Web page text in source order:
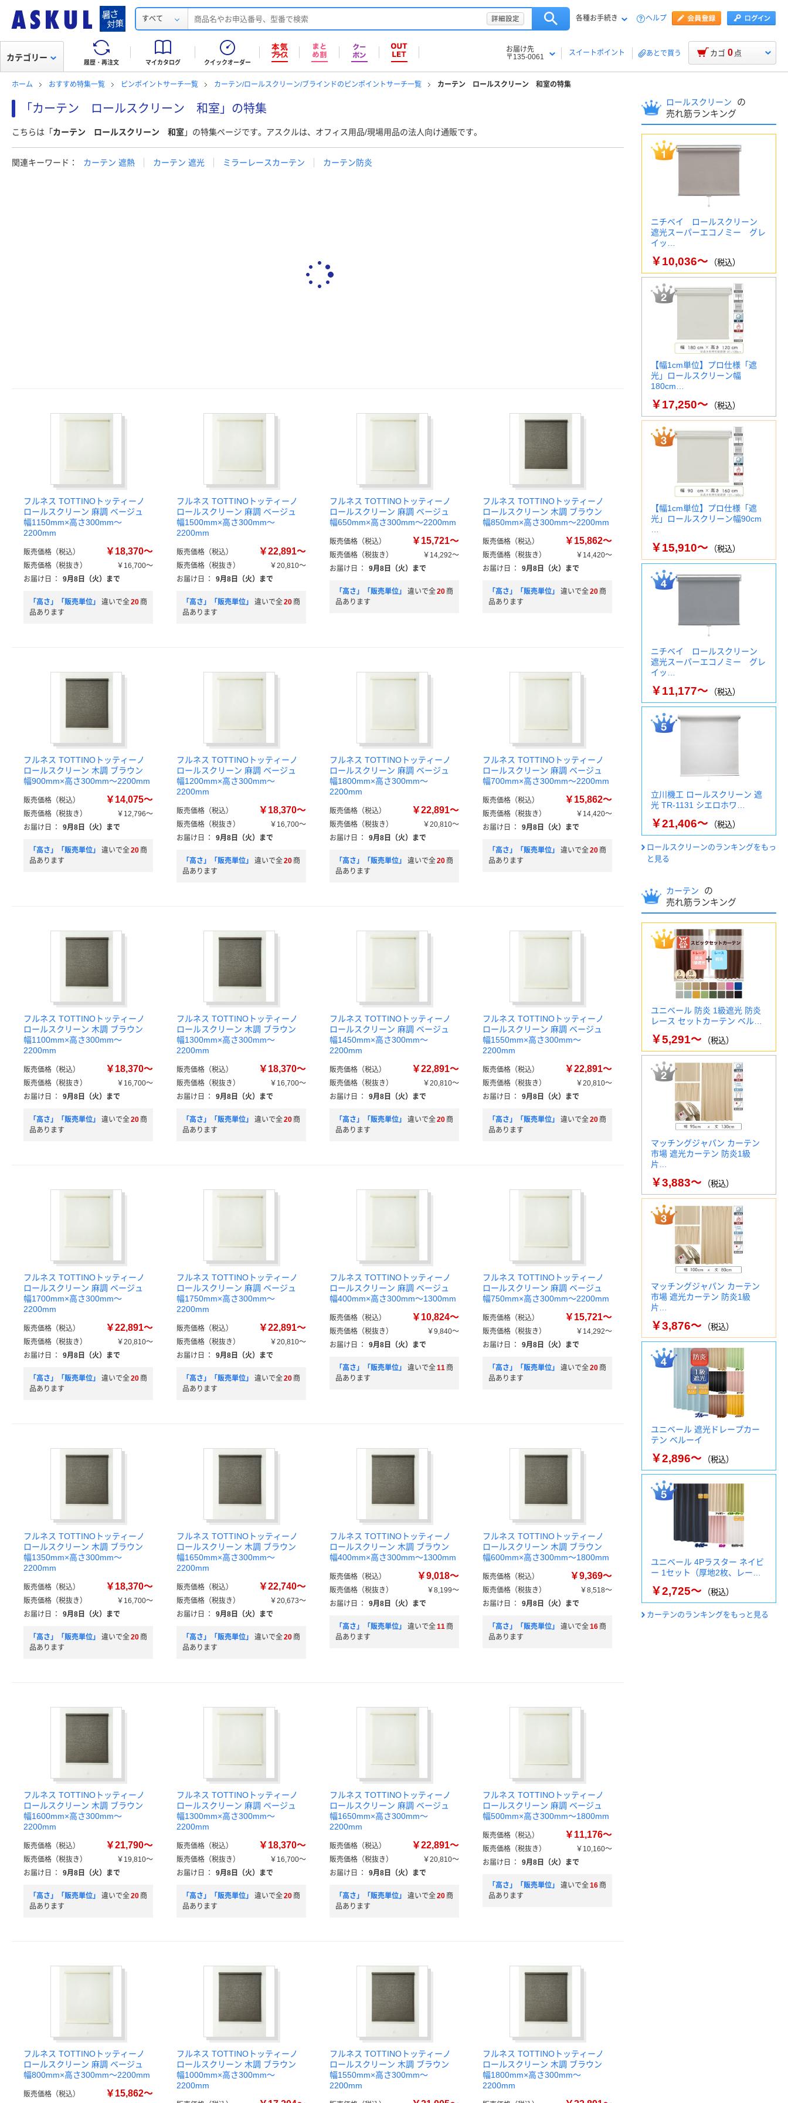
すべて 詳細設定 各種お手続き ヘルプ
履歴・再注文 マイカタログ クイックオーダー
お届け先
〒135-0061
スイートポイント あとで買う
カテゴリー カゴ 0 点
ホーム おすすめ特集一覧 ピンポイントサーチ一覧 カーテン/ロールスクリーン/ブラインドのピンポイントサーチ一覧 カーテン ロールスクリーン 和室の特集
「カーテン ロールスクリーン 和室」の特集
こちらは「 カーテン ロールスクリーン 和室」の特集ページです。アスクルは、オフィス用品/現場用品の法人向け通販です。
関連キーワード： カーテン 遮熱 カーテン 遮光 ミラーレースカーテン カーテン防炎
フルネス TOTTINOトッティーノ
ロールスクリーン 麻調 ベージュ
幅1150mm×高さ300mm～
2200mm
販売価格（税込） ￥18,370～
販売価格（税抜き）
￥16,700～
お届け日
： 9月8日（火）まで
「高さ」「販売単位」 違いで全20 商
品あります
フルネス TOTTINOトッティーノ
ロールスクリーン 麻調 ベージュ
幅1500mm×高さ300mm～
2200mm
販売価格（税込） ￥22,891～
販売価格（税抜き）
￥20,810～
お届け日
： 9月8日（火）まで
「高さ」「販売単位」 違いで全20 商
品あります
フルネス TOTTINOトッティーノ
ロールスクリーン 麻調 ベージュ
幅650mm×高さ300mm～2200mm
販売価格（税込） ￥15,721～
販売価格（税抜き）
￥14,292～
お届け日
： 9月8日（火）まで
「高さ」「販売単位」 違いで全20 商
品あります
フルネス TOTTINOトッティーノ
ロールスクリーン 木調 ブラウン
幅850mm×高さ300mm～2200mm
販売価格（税込） ￥15,862～
販売価格（税抜き）
￥14,420～
お届け日
： 9月8日（火）まで
「高さ」「販売単位」 違いで全20 商
品あります
フルネス TOTTINOトッティーノ
ロールスクリーン 木調 ブラウン
幅900mm×高さ300mm～2200mm
販売価格（税込） ￥14,075～
販売価格（税抜き）
￥12,796～
お届け日
： 9月8日（火）まで
「高さ」「販売単位」 違いで全20 商
品あります
フルネス TOTTINOトッティーノ
ロールスクリーン 麻調 ベージュ
幅1200mm×高さ300mm～
2200mm
販売価格（税込） ￥18,370～
販売価格（税抜き）
￥16,700～
お届け日
： 9月8日（火）まで
「高さ」「販売単位」 違いで全20 商
品あります
フルネス TOTTINOトッティーノ
ロールスクリーン 麻調 ベージュ
幅1800mm×高さ300mm～
2200mm
販売価格（税込） ￥22,891～
販売価格（税抜き）
￥20,810～
お届け日
： 9月8日（火）まで
「高さ」「販売単位」 違いで全20 商
品あります
フルネス TOTTINOトッティーノ
ロールスクリーン 麻調 ベージュ
幅700mm×高さ300mm～2200mm
販売価格（税込） ￥15,862～
販売価格（税抜き）
￥14,420～
お届け日
： 9月8日（火）まで
「高さ」「販売単位」 違いで全20 商
品あります
フルネス TOTTINOトッティーノ
ロールスクリーン 木調 ブラウン
幅1100mm×高さ300mm～
2200mm
販売価格（税込） ￥18,370～
販売価格（税抜き）
￥16,700～
お届け日
： 9月8日（火）まで
「高さ」「販売単位」 違いで全20 商
品あります
フルネス TOTTINOトッティーノ
ロールスクリーン 木調 ブラウン
幅1300mm×高さ300mm～
2200mm
販売価格（税込） ￥18,370～
販売価格（税抜き）
￥16,700～
お届け日
： 9月8日（火）まで
「高さ」「販売単位」 違いで全20 商
品あります
フルネス TOTTINOトッティーノ
ロールスクリーン 麻調 ベージュ
幅1450mm×高さ300mm～
2200mm
販売価格（税込） ￥22,891～
販売価格（税抜き）
￥20,810～
お届け日
： 9月8日（火）まで
「高さ」「販売単位」 違いで全20 商
品あります
フルネス TOTTINOトッティーノ
ロールスクリーン 麻調 ベージュ
幅1550mm×高さ300mm～
2200mm
販売価格（税込） ￥22,891～
販売価格（税抜き）
￥20,810～
お届け日
： 9月8日（火）まで
「高さ」「販売単位」 違いで全20 商
品あります
フルネス TOTTINOトッティーノ
ロールスクリーン 麻調 ベージュ
幅1700mm×高さ300mm～
2200mm
販売価格（税込） ￥22,891～
販売価格（税抜き）
￥20,810～
お届け日
： 9月8日（火）まで
「高さ」「販売単位」 違いで全20 商
品あります
フルネス TOTTINOトッティーノ
ロールスクリーン 麻調 ベージュ
幅1750mm×高さ300mm～
2200mm
販売価格（税込） ￥22,891～
販売価格（税抜き）
￥20,810～
お届け日
： 9月8日（火）まで
「高さ」「販売単位」 違いで全20 商
品あります
フルネス TOTTINOトッティーノ
ロールスクリーン 麻調 ベージュ
幅400mm×高さ300mm～1300mm
販売価格（税込） ￥10,824～
販売価格（税抜き）
￥9,840～
お届け日
： 9月8日（火）まで
「高さ」「販売単位」 違いで全11 商
品あります
フルネス TOTTINOトッティーノ
ロールスクリーン 麻調 ベージュ
幅750mm×高さ300mm～2200mm
販売価格（税込） ￥15,721～
販売価格（税抜き）
￥14,292～
お届け日
： 9月8日（火）まで
「高さ」「販売単位」 違いで全20 商
品あります
フルネス TOTTINOトッティーノ
ロールスクリーン 木調 ブラウン
幅1350mm×高さ300mm～
2200mm
販売価格（税込） ￥18,370～
販売価格（税抜き）
￥16,700～
お届け日
： 9月8日（火）まで
「高さ」「販売単位」 違いで全20 商
品あります
フルネス TOTTINOトッティーノ
ロールスクリーン 木調 ブラウン
幅1650mm×高さ300mm～
2200mm
販売価格（税込） ￥22,740～
販売価格（税抜き）
￥20,673～
お届け日
： 9月8日（火）まで
「高さ」「販売単位」 違いで全20 商
品あります
フルネス TOTTINOトッティーノ
ロールスクリーン 木調 ブラウン
幅400mm×高さ300mm～1300mm
販売価格（税込） ￥9,018～
販売価格（税抜き）
￥8,199～
お届け日
： 9月8日（火）まで
「高さ」「販売単位」 違いで全11 商
品あります
フルネス TOTTINOトッティーノ
ロールスクリーン 木調 ブラウン
幅600mm×高さ300mm～1800mm
販売価格（税込） ￥9,369～
販売価格（税抜き）
￥8,518～
お届け日
： 9月8日（火）まで
「高さ」「販売単位」 違いで全16 商
品あります
フルネス TOTTINOトッティーノ
ロールスクリーン 木調 ブラウン
幅1600mm×高さ300mm～
2200mm
販売価格（税込） ￥21,790～
販売価格（税抜き）
￥19,810～
お届け日
： 9月8日（火）まで
「高さ」「販売単位」 違いで全20 商
品あります
フルネス TOTTINOトッティーノ
ロールスクリーン 麻調 ベージュ
幅1300mm×高さ300mm～
2200mm
販売価格（税込） ￥18,370～
販売価格（税抜き）
￥16,700～
お届け日
： 9月8日（火）まで
「高さ」「販売単位」 違いで全20 商
品あります
フルネス TOTTINOトッティーノ
ロールスクリーン 麻調 ベージュ
幅1650mm×高さ300mm～
2200mm
販売価格（税込） ￥22,891～
販売価格（税抜き）
￥20,810～
お届け日
： 9月8日（火）まで
「高さ」「販売単位」 違いで全20 商
品あります
フルネス TOTTINOトッティーノ
ロールスクリーン 麻調 ベージュ
幅500mm×高さ300mm～1800mm
販売価格（税込） ￥11,176～
販売価格（税抜き）
￥10,160～
お届け日
： 9月8日（火）まで
「高さ」「販売単位」 違いで全16 商
品あります
フルネス TOTTINOトッティーノ
ロールスクリーン 麻調 ベージュ
幅800mm×高さ300mm～2200mm
販売価格（税込） ￥15,862～
フルネス TOTTINOトッティーノ
ロールスクリーン 木調 ブラウン
幅1000mm×高さ300mm～
2200mm
フルネス TOTTINOトッティーノ
ロールスクリーン 木調 ブラウン
幅1550mm×高さ300mm～
2200mm
フルネス TOTTINOトッティーノ
ロールスクリーン 木調 ブラウン
幅1800mm×高さ300mm～
2200mm
ロールスクリーン
の
売れ筋ランキング
ニチベイ ロールスクリーン
遮光スーパーエコノミー グレ
イッ…
￥10,036～ （税込）
【幅1cm単位】プロ仕様「遮
光」ロールスクリーン幅
180cm…
￥17,250～ （税込）
【幅1cm単位】プロ仕様「遮
光」ロールスクリーン幅90cm
￥15,910～ （税込）
ニチベイ ロールスクリーン
遮光スーパーエコノミー グレ
イッ…
￥11,177～ （税込）
立川機工 ロールスクリーン 遮
光 TR-1131 シエロホワ…
￥21,406～ （税込）
ロールスクリーンのランキングをもっ
と見る
カーテン
の
売れ筋ランキング
ユニベール 防炎 1級遮光 防炎
レース セットカーテン ベル…
￥5,291～ （税込）
マッチングジャパン カーテン
市場 遮光カーテン 防炎1級
片…
￥3,883～ （税込）
マッチングジャパン カーテン
市場 遮光カーテン 防炎1級
片…
￥3,876～ （税込）
ユニベール 遮光ドレープカー
テン ベルーイ
￥2,896～ （税込）
ユニベール 4Pラスター ネイビ
ー 1セット（厚地2枚、レー…
￥2,725～ （税込）
カーテンのランキングをもっと見る